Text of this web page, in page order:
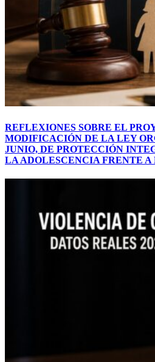
REFLEXIONES SOBRE EL
MODIFICACIÓN DE LA LEY
JUNIO, DE PROTECCIÓN
LA ADOLESCENCIA FRENTE